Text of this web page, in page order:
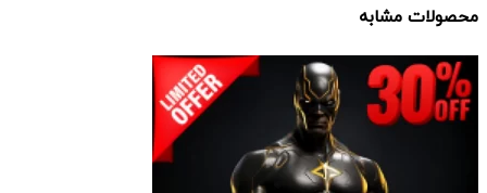
محصولات مشابه